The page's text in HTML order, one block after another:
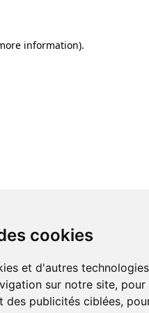
cookies
et d'autres
sur notre site,
des publicités ciblées,
information).